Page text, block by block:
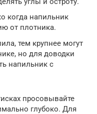
когда напильник
от плотника.
тем крупнее могут
но для доводки
напильник с
просовывайте
глубоко. Для